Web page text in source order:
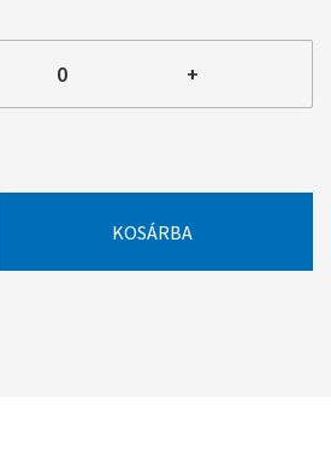
+
KOSÁRBA